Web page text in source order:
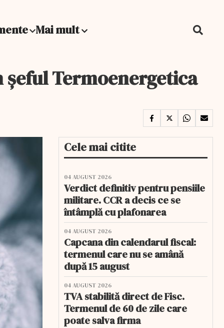
Mai mult
șeful Termoenergetica
Cele mai citite
04 AUGUST 2026
Verdict definitiv pentru pensiile
militare. CCR a decis ce se
întâmplă cu plafonarea
04 AUGUST 2026
Capcana din calendarul fiscal:
termenul care nu se amână
după 15 august
04 AUGUST 2026
TVA stabilită direct de Fisc.
Termenul de 60 de zile care
poate salva firma